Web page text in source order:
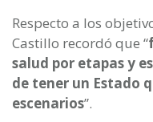
Respecto a los
Castillo recordó que “
salud por etapas y
de tener un Estado
escenarios”.